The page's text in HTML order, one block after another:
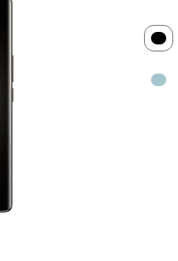
5G novinka